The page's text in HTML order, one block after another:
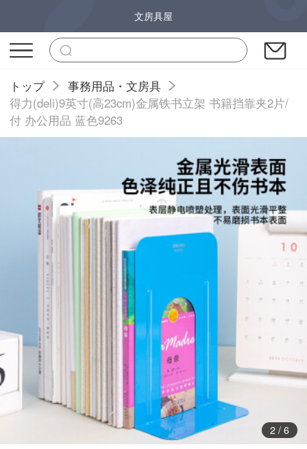
文房具屋
トップ
事務用品・文房具
得力(deli)9英寸(高23cm)金属铁书立架 书籍挡靠夹2片/
付 办公用品 蓝色9263
3/ 6